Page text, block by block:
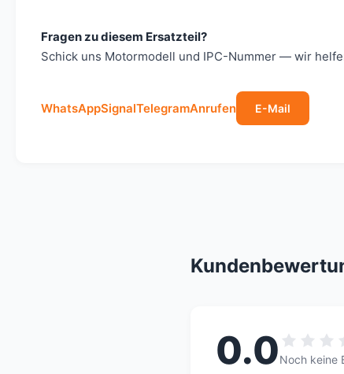
Fragen zu diesem Ersatzteil?
Schick uns Motormodell und IPC-Nummer — wir
WhatsAppSignalTelegramAnrufen E-Mail
0.0Noch keine